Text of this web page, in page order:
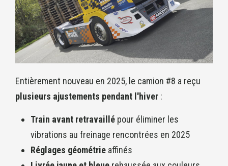
Entièrement nouveau en 2025, le camion #8 a reçu
plusieurs ajustements pendant l'hiver :
Train avant retravaillé pour éliminer les
vibrations au freinage rencontrées en 2025
Réglages géométrie affinés